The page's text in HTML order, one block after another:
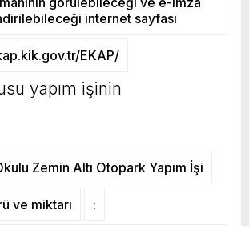
internet sayfası
EKAP/
yapım işinin
Zemin Altı Otopark Yapım İşi
ve miktarı :